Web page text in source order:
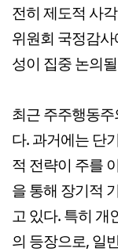
전히 제도적 사
위원회 국정감
성이 집중 논의
최근 주주행동
다. 과거에는 단
적 전략이 주를
을 통해 장기적
고 있다. 특히 개
의 등장으로, 일